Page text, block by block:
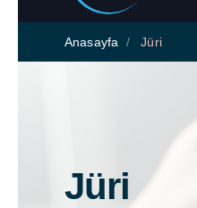
Anasayfa Jüri
Jüri